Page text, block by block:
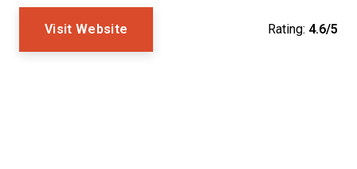
Visit Website Rating: 4.6/5